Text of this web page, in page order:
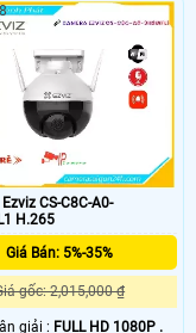
CS-C8C-A0-
H.265
Giá Bán: 5%-35%
gốc: 2,015,000 ₫
giải : FULL HD 1080P .